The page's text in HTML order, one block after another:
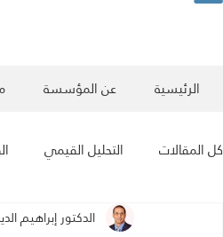
الرئيسية عن المؤسسة
كل المقالات التحليل القيمي
ﻗﯾم ﺻﻧﻌت أﺑطﺎل مقالات
الدكتور إبراهيم